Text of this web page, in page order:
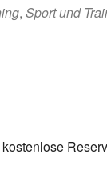
, Sport und